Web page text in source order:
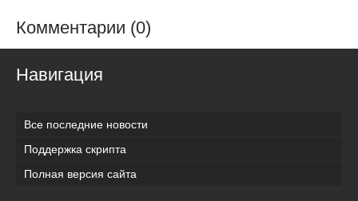
Комментарии (0)
Навигация
Все последние новости
Поддержка скрипта
Полная версия сайта